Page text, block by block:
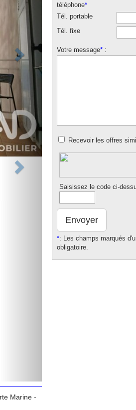
Marine -
téléphone*
Tél. portable
Tél. fixe
Votre message* :
Recevoir les offres
Saisissez le code ci-
Envoyer
*: Les champs marqués
obligatoire.